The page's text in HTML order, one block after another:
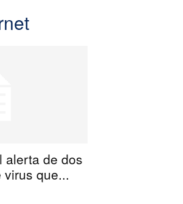
alerta de dos
que...